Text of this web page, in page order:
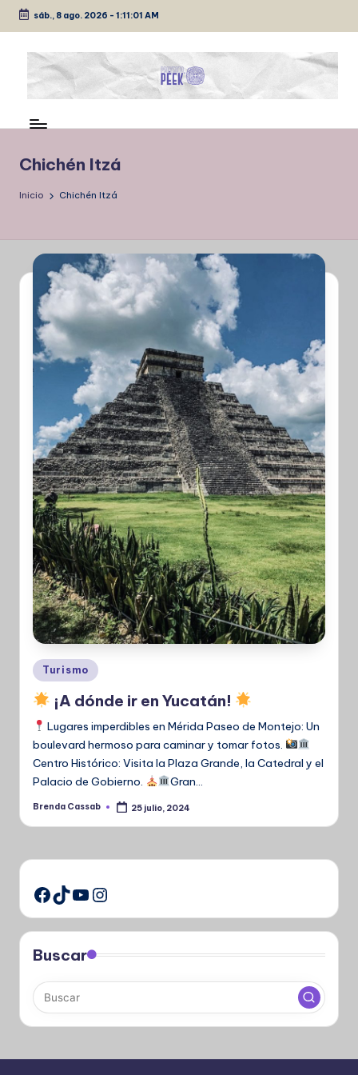
Saltar
contenido
sáb., 8 ago. 2026 - 1:11:01 AM
E
K
de
Chichén Itzá
Inicio Chichén Itzá
Publicado
en
Turismo
¡A dónde ir en Yucatán!
Lugares imperdibles en Mérida Paseo de Montejo: Un
boulevard hermoso para caminar y tomar fotos.
Centro Histórico: Visita la Plaza Grande, la Catedral y el
Palacio de Gobierno.
Gran…
Publicado
Brenda Cassab 25 julio, 2024
Facebook
TikTok
YouTube
Instagram
Buscar